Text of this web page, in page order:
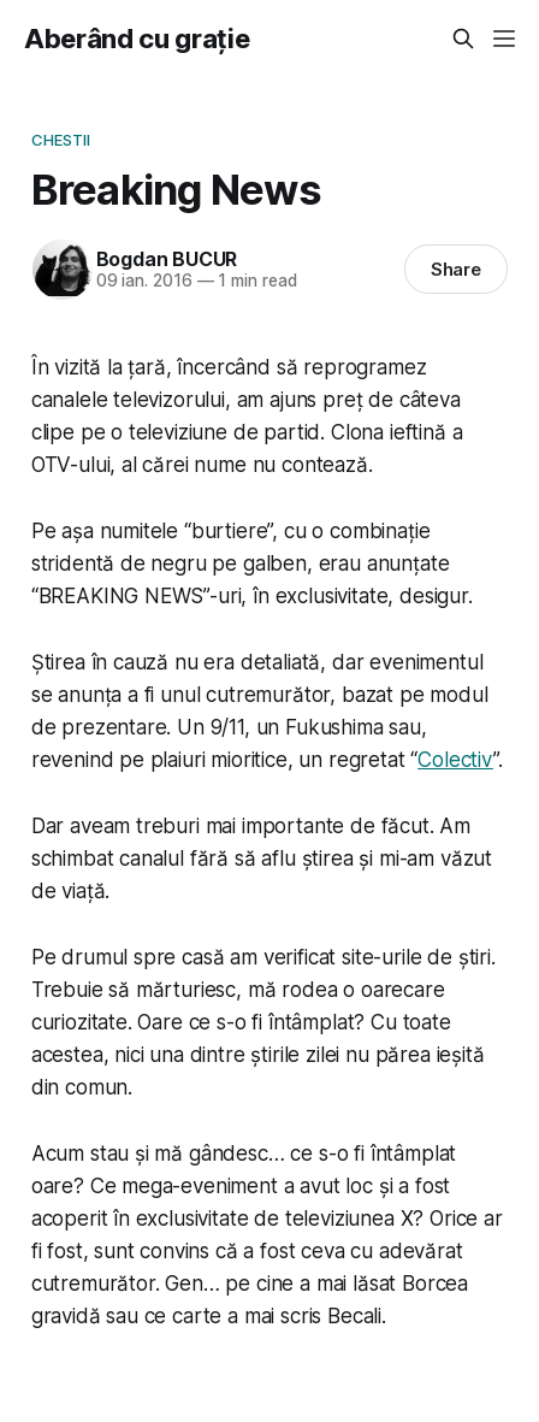
Aberând cu grație
CHESTII
Breaking News
Bogdan BUCUR
09 ian. 2016 —1 min read Share
În vizită la țară, încercând să reprogramez
canalele televizorului, am ajuns preț de câteva
clipe pe o televiziune de partid. Clona ieftină a
OTV-ului, al cărei nume nu contează.
Pe așa numitele “burtiere”, cu o combinație
stridentă de negru pe galben, erau anunțate
“BREAKING NEWS”-uri, în exclusivitate, desigur.
Știrea în cauză nu era detaliată, dar evenimentul
se anunța a fi unul cutremurător, bazat pe modul
de prezentare. Un 9/11, un Fukushima sau,
revenind pe plaiuri mioritice, un regretat “Colectiv”.
Dar aveam treburi mai importante de făcut. Am
schimbat canalul fără să aflu știrea și mi-am văzut
de viață.
Pe drumul spre casă am verificat site-urile de știri.
Trebuie să mărturiesc, mă rodea o oarecare
curiozitate. Oare ce s-o fi întâmplat? Cu toate
acestea, nici una dintre știrile zilei nu părea ieșită
din comun.
Acum stau și mă gândesc… ce s-o fi întâmplat
oare? Ce mega-eveniment a avut loc și a fost
acoperit în exclusivitate de televiziunea X? Orice ar
fi fost, sunt convins că a fost ceva cu adevărat
cutremurător. Gen… pe cine a mai lăsat Borcea
gravidă sau ce carte a mai scris Becali.